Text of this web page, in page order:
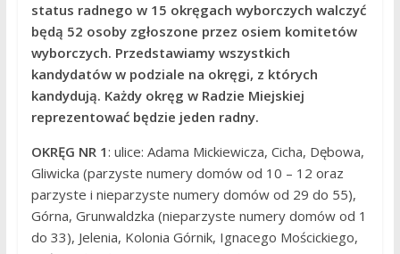
status radnego w 15 okręgach wyborczych walczyć
będą 52 osoby zgłoszone przez osiem komitetów
wyborczych. Przedstawiamy wszystkich
kandydatów w podziale na okręgi, z których
kandydują. Każdy okręg w Radzie Miejskiej
reprezentować będzie jeden radny.
OKRĘG NR 1: ulice: Adama Mickiewicza, Cicha, Dębowa,
Gliwicka (parzyste numery domów od 10 – 12 oraz
parzyste i nieparzyste numery domów od 29 do 55),
Górna, Grunwaldzka (nieparzyste numery domów od 1
do 33), Jelenia, Kolonia Górnik, Ignacego Mościckiego,